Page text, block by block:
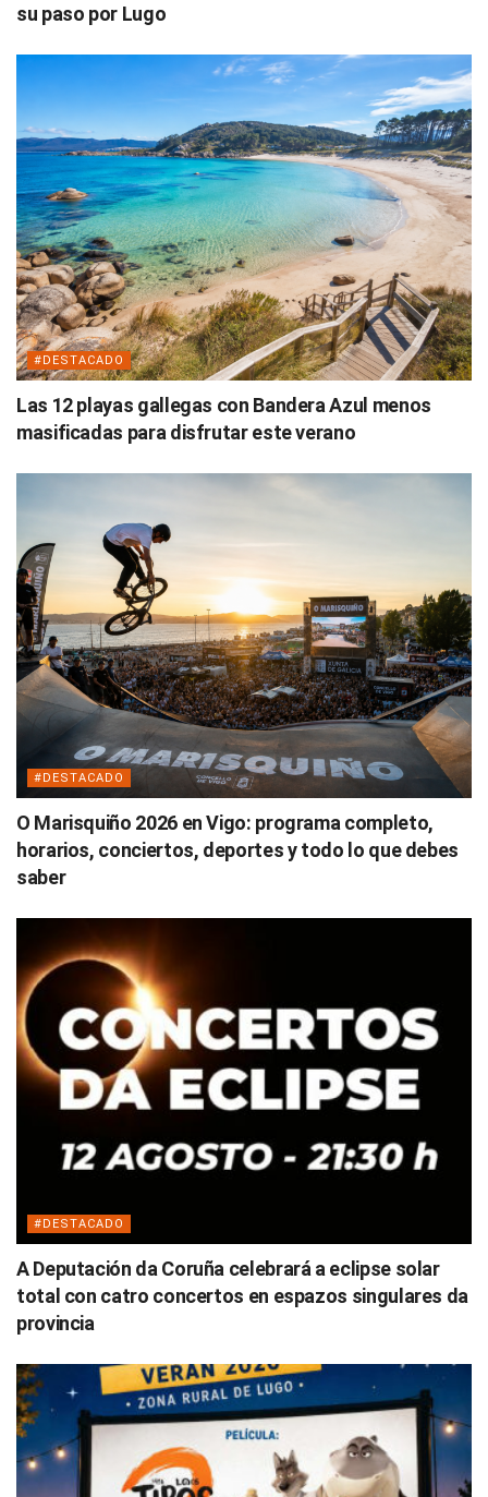
su paso por Lugo
#DESTACADO
Las 12 playas gallegas con Bandera Azul menos
masificadas para disfrutar este verano
#DESTACADO
O Marisquiño 2026 en Vigo: programa completo,
horarios, conciertos, deportes y todo lo que debes
saber
#DESTACADO
A Deputación da Coruña celebrará a eclipse solar
total con catro concertos en espazos singulares da
provincia